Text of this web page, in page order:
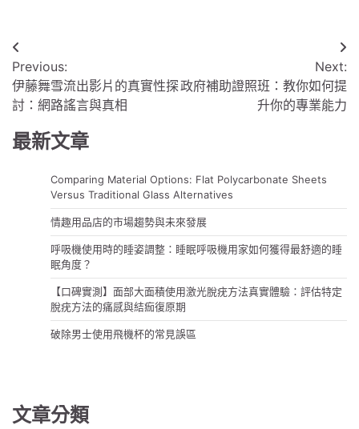
文
章
導
覽
Previous:
伊藤舞雪流出影片的真實性探
討：網路謠言與真相
Next:
政府補助證照班：教你如何提
升你的專業能力
最新文章
Comparing Material Options: Flat Polycarbonate Sheets
Versus Traditional Glass Alternatives
情趣用品店的市場趨勢與未來發展
呼吸機使用時的睡姿調整：睡眠呼吸機用家如何獲得最舒適的睡
眠角度？
【口碑實測】面部大面積使用激光脫疣方法真實體驗：評估特定
脫疣方法的痛感與結痂復原期
破除男士使用飛機杯的常見誤區
文章分類